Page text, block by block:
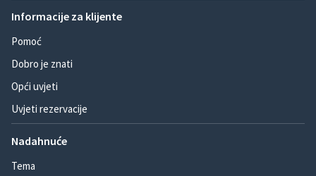
Informacije za klijente
Pomoć
Dobro je znati
Opći uvjeti
Uvjeti rezervacije
Nadahnuće
Tema